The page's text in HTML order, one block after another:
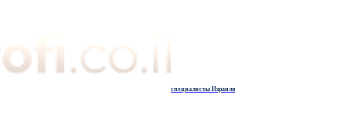
специалисты Израиля